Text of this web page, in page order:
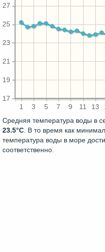
1 3 5 7 9 11 13
17
19
21
23
25
27
Средняя температура воды в
23.5°C . В то время как
температура воды в море
соответственно.